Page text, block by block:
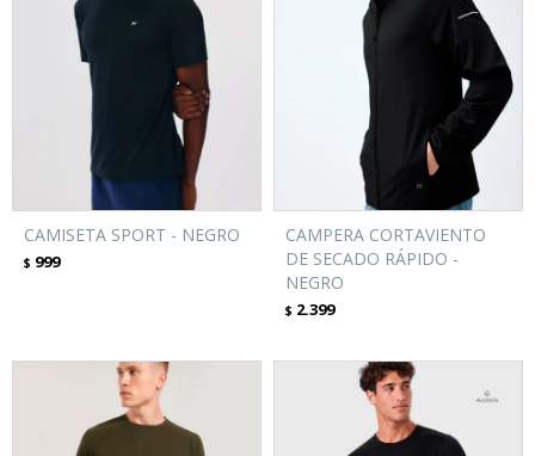
CAMISETA SPORT - NEGRO
$ 999
CAMPERA CORTAVIENTO
DE SECADO RÁPIDO -
NEGRO
$ 2.399